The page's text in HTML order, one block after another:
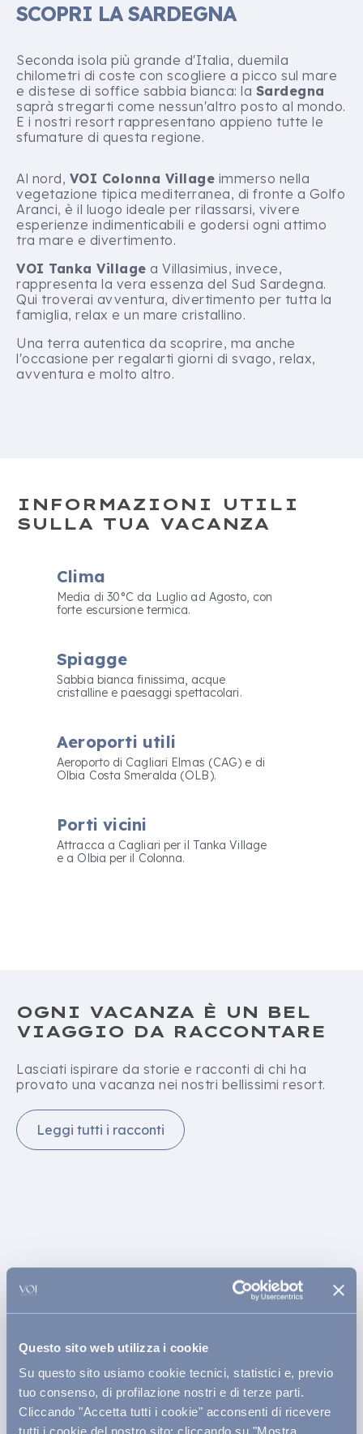
Questo sito web utilizza i cookie
Su questo sito usiamo cookie tecnici, statistici e, previo
tuo consenso, di profilazione nostri e di terze parti.
Cliccando "Accetta tutti i cookie" acconsenti di ricevere
tutti i cookie del nostro sito; cliccando su "Mostra
SCOPRI LA SARDEGNA
Seconda isola più grande d'Italia, duemila
chilometri di coste con scogliere a picco sul mare
e distese di soffice sabbia bianca: la Sardegna
saprà stregarti come nessun'altro posto al mondo.
E i nostri resort rappresentano appieno tutte le
sfumature di questa regione.
Al nord, VOI Colonna Village immerso nella
vegetazione tipica mediterranea, di fronte a Golfo
Aranci, è il luogo ideale per rilassarsi, vivere
esperienze indimenticabili e godersi ogni attimo
tra mare e divertimento.
VOI Tanka Village a Villasimius, invece,
rappresenta la vera essenza del Sud Sardegna.
Qui troverai avventura, divertimento per tutta la
famiglia, relax e un mare cristallino.
Una terra autentica da scoprire, ma anche
l'occasione per regalarti giorni di svago, relax,
avventura e molto altro.
INFORMAZIONI UTILI
SULLA TUA VACANZA
Clima
Media di 30°C da Luglio ad Agosto, con
forte escursione termica.
Spiagge
Sabbia bianca finissima, acque
cristalline e paesaggi spettacolari.
Aeroporti utili
Aeroporto di Cagliari Elmas (CAG) e di
Olbia Costa Smeralda (OLB).
Porti vicini
Attracca a Cagliari per il Tanka Village
e a Olbia per il Colonna.
OGNI VACANZA È UN BEL
VIAGGIO DA RACCONTARE
Lasciati ispirare da storie e racconti di chi ha
provato una vacanza nei nostri bellissimi resort.
Leggi tutti i racconti